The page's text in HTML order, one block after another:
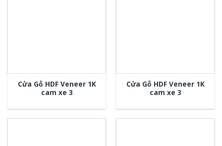
Cửa Gỗ HDF Veneer 1K
cam xe 3
Cửa Gỗ HDF Veneer 1K
cam xe 3